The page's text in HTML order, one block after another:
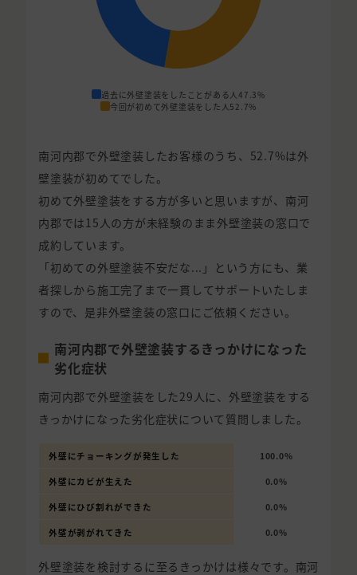
過去に外壁塗装をしたことがある人47.3%
今回が初めて外壁塗装をした人 52.7%
南河内郡で外壁塗装したお客様のうち、52.7%は外
壁塗装が初めてでした。
初めて外壁塗装をする方が多いと思いますが、南河
内郡では15人の方が未経験のまま外壁塗装の窓口で
成約しています。
「初めての外壁塗装不安だな...」という方にも、業
者探しから施工完了まで一貫してサポートいたしま
すので、是非外壁塗装の窓口にご依頼ください。
南河内郡で外壁塗装するきっかけになった
劣化症状
南河内郡で外壁塗装をした29人に、外壁塗装をする
きっかけになった劣化症状について質問しました。
外壁にチョーキングが発生した 100.0%
外壁にカビが生えた 0.0%
外壁にひび割れができた 0.0%
外壁が剥がれてきた 0.0%
外壁塗装を検討するに至るきっかけは様々です。南河